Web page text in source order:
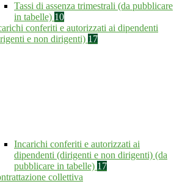
Tassi di assenza trimestrali (da pubblicare
in tabelle) 10
conferiti e autorizzati ai dipendenti
e non dirigenti) 17
Incarichi conferiti e autorizzati ai
dipendenti (dirigenti e non dirigenti) (da
pubblicare in tabelle) 17
collettiva